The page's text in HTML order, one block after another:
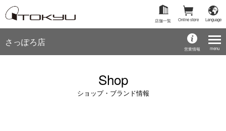
Language
Online store
店舗一覧
さっぽろ店
営業情報
Shop
ショップ・ブランド情報
menu